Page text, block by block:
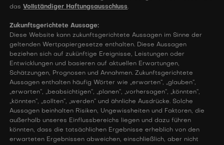
dasVollständiger Haftungsausschluss.
Zukunftsgerichtete Aussage:
Diese Website kann zukunftsgerichtete Aussagen im Sinne der
geltenden Wertpapiergesetze enthalten. Diese Aussagen
beziehen sich auf zukünftige Ereignisse, Leistungen oder
Entwicklungen und basieren auf aktuellen Erwartungen,
Schätzungen, Prognosen und Annahmen. Zukunftsgerichtete
Aussagen enthalten häufig Wörter wie „erwarten“, „glauben“,
„erwarten“, „beabsichtigen“, „planen“, „vorhersagen“, „könnten“,
„könnten“, „sollten“, „werden“ und ähnliche Ausdrücke. Solche
Aussagen beinhalten Risiken, Ungewissheiten und Faktoren, die
außerhalb unseres Einflussbereichs liegen und dazu führen
könnten, dass die tatsächlichen Ergebnisse erheblich von den
erwarteten Ergebnissen abweichen, einschließlich, aber nicht